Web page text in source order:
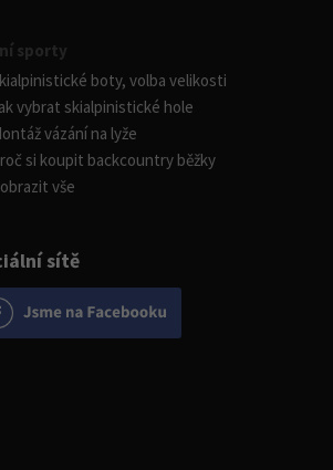
sítě
sporty
boty, volba velikosti
vybrat skialpinistické hole
vázání na lyže
si koupit backcountry běžky
vše